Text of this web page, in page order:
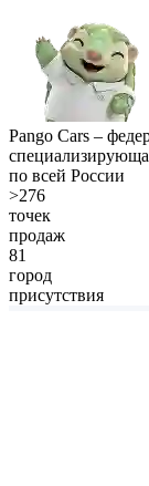
Pango Cars –
по всей России
>276
точек
продаж
81
город
присутствия